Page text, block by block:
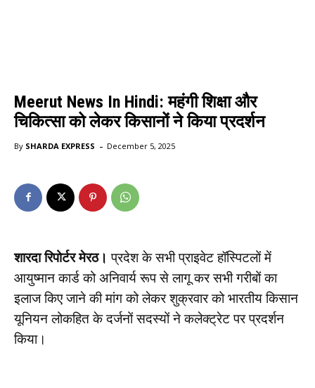
Meerut News In Hindi: महंगी शिक्षा और
चिकित्सा को लेकर किसानों ने किया प्रदर्शन
By SHARDA EXPRESS - December 5, 2025
शारदा रिपोर्टर मेरठ। प्रदेश के सभी प्राइवेट हॉस्पिटलों में
आयुष्मान कार्ड को अनिवार्य रूप से लागू कर सभी गरीबों का
इलाज किए जाने की मांग को लेकर शुक्रवार को भारतीय किसान
यूनियन लोकहित के दर्जनों सदस्यों ने कलेक्ट्रेट पर प्रदर्शन
किया।